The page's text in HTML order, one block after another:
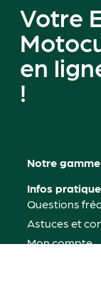
Votre
en
!
Notre
Infos
Questions
Astuces et
Mon compte